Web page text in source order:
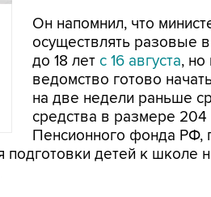
Он напомнил, что
осуществлять разовые
до 18 лет с 16 августа, но
ведомство готово
на две недели раньше
средства в размере
Пенсионного фонда РФ,
подготовки детей к школе